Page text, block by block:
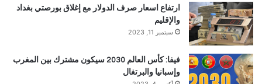
ارتفاع اسعار صرف الدولار مع إغلاق بورصتي بغداد
والإقليم
سبتمبر 11, 2023
فيفا: كأس العالم 2030 سيكون مشترك بين المغرب
وإسبانيا والبرتغال